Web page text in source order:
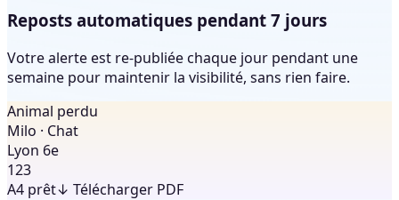
Reposts automatiques pendant 7 jours
Votre alerte est re-publiée chaque jour pendant une
semaine pour maintenir la visibilité, sans rien faire.
Animal perdu
Milo · Chat
Lyon 6e
123
A4 prêt↓ Télécharger PDF